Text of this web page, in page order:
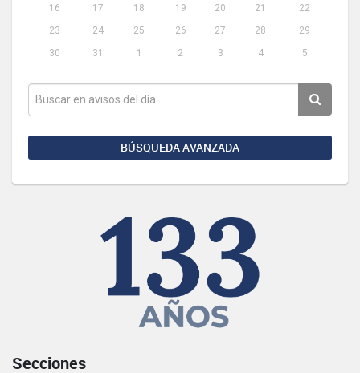
16
17 18 19 20 21
22
23
24 25 26 27 28
29
30
31 1 2 3 4 5
BÚSQUEDA AVANZADA
Secciones